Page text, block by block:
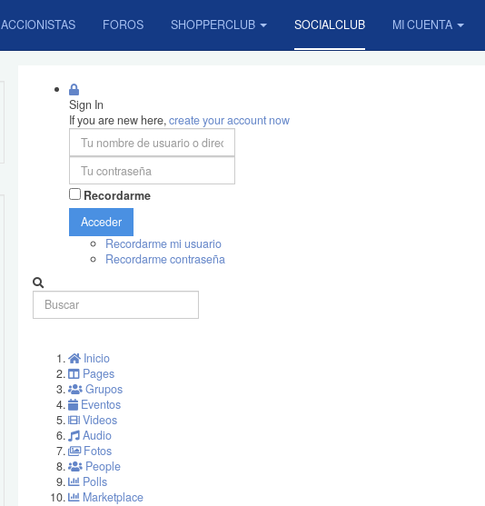
ACCIONISTAS FOROS SHOPPERCLUB SOCIALCLUB MI CUENTA
Sign In
If you are new here,create your account now
Recordarme
Acceder
Recordarme mi usuario
Recordarme contraseña
Inicio
Pages
Grupos
Eventos
Videos
Audio
Fotos
People
Polls
Marketplace